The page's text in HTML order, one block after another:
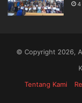
4
© Copyright 2026,
Tentang Kami